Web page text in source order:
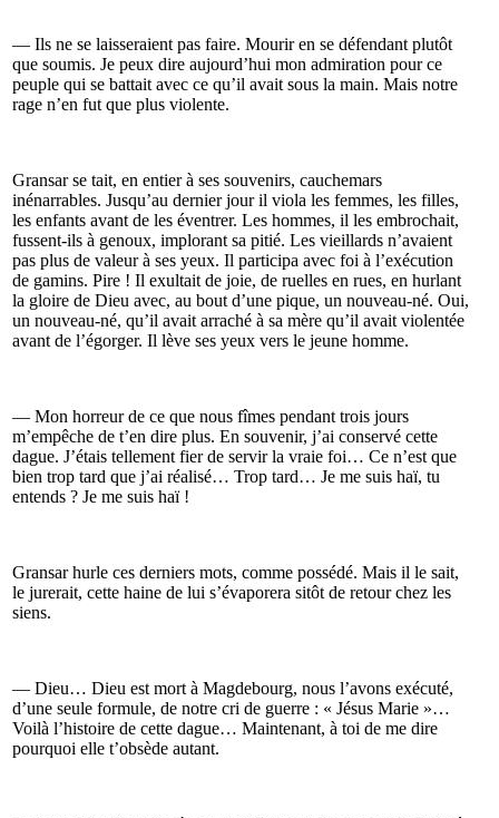
— Ils ne se laisseraient pas faire. Mourir en se défendant plutôt
que soumis. Je peux dire aujourd’hui mon admiration pour ce
peuple qui se battait avec ce qu’il avait sous la main. Mais notre
rage n’en fut que plus violente.
Gransar se tait, en entier à ses souvenirs, cauchemars
inénarrables. Jusqu’au dernier jour il viola les femmes, les filles,
les enfants avant de les éventrer. Les hommes, il les embrochait,
fussent-ils à genoux, implorant sa pitié. Les vieillards n’avaient
pas plus de valeur à ses yeux. Il participa avec foi à l’exécution
de gamins. Pire ! Il exultait de joie, de ruelles en rues, en hurlant
la gloire de Dieu avec, au bout d’une pique, un nouveau-né. Oui,
un nouveau-né, qu’il avait arraché à sa mère qu’il avait violentée
avant de l’égorger. Il lève ses yeux vers le jeune homme.
— Mon horreur de ce que nous fîmes pendant trois jours
m’empêche de t’en dire plus. En souvenir, j’ai conservé cette
dague. J’étais tellement fier de servir la vraie foi… Ce n’est que
bien trop tard que j’ai réalisé… Trop tard… Je me suis haï, tu
entends ? Je me suis haï !
Gransar hurle ces derniers mots, comme possédé. Mais il le sait,
le jurerait, cette haine de lui s’évaporera sitôt de retour chez les
siens.
— Dieu… Dieu est mort à Magdebourg, nous l’avons exécuté,
d’une seule formule, de notre cri de guerre : « Jésus Marie »…
Voilà l’histoire de cette dague… Maintenant, à toi de me dire
pourquoi elle t’obsède autant.